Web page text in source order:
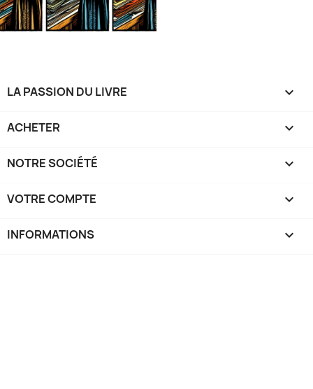
LA PASSION DU LIVRE 
ACHETER 
NOTRE SOCIÉTÉ 
VOTRE COMPTE 
INFORMATIONS keyboard_arrow_down